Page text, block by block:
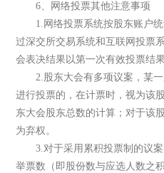
6、网络投票其他注意事项
1.网络投票系统按股东账户统
过深交所交易系统和互联网投票
会表决结果以第一次有效投票结果
2.股东大会有多项议案，某一
进行投票的，在计票时，视为该
东大会股东总数的计算；对于该
为弃权。
3.对于采用累积投票制的议案
举票数（即股份数与应选人数之